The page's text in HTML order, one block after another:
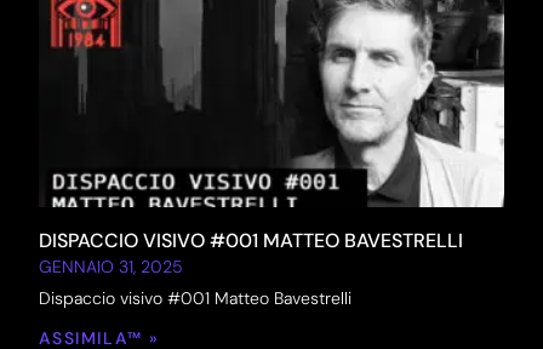
DISPACCIO VISIVO #001 MATTEO BAVESTRELLI
GENNAIO 31, 2025
Dispaccio visivo #001 Matteo Bavestrelli
ASSIMILA™ »